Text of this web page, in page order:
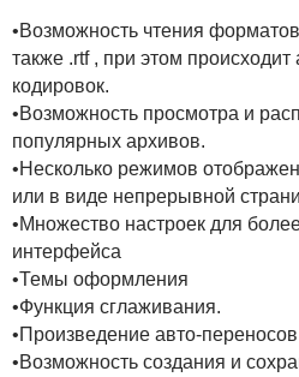
•Возможность чтения
также .rtf , при этом
кодировок.
•Возможность просмотра и
популярных архивов.
•Несколько режимов
или в виде непрерывной
•Множество настроек для
интерфейса
•Темы оформления
•Функция сглаживания.
•Произведение авто-переносов
•Возможность создания и